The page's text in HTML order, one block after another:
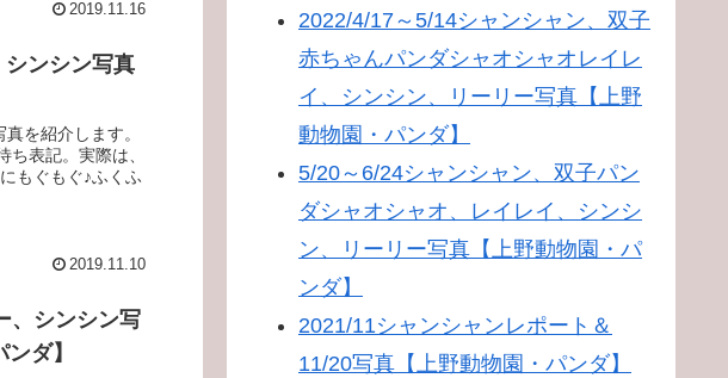
2019.11.16
ンシン写真
を紹介します。
表記。実際は、
もぐもぐ♪ふくふ
2019.11.10
、シンシン写
ダ】
2022/4/17～5/14シャンシャン、双子
赤ちゃんパンダシャオシャオレイレ
イ、シンシン、リーリー写真【上野
動物園・パンダ】
5/20～6/24シャンシャン、双子パン
ダシャオシャオ、レイレイ、シンシ
ン、リーリー写真【上野動物園・パ
ンダ】
2021/11シャンシャンレポート＆
11/20写真【上野動物園・パンダ】